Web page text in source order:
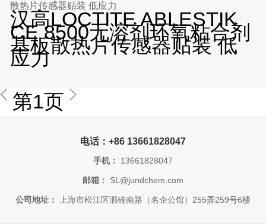
散热片传感器贴装 低应力
汉高LOCTITE ABLESTIK
CE 8500无溶剂环氧粘合剂
基板散热片传感器贴装 低
应力
第1页
电话：+86 13661828047
手机： 13661828047
邮箱： SL@jundchem.com
公司地址： 上海市松江区泗砖南路（名企公馆）255弄259号6楼